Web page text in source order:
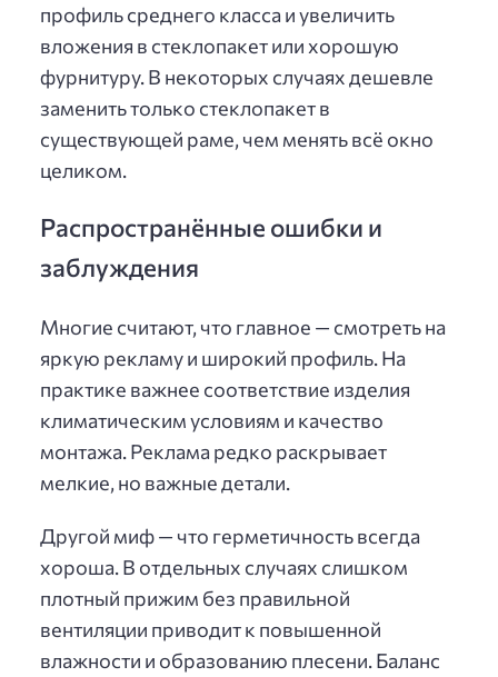
профиль среднего класса и увеличить
вложения в стеклопакет или хорошую
фурнитуру. В некоторых случаях дешевле
заменить только стеклопакет в
существующей раме, чем менять всё окно
целиком.
Распространённые ошибки и
заблуждения
Многие считают, что главное — смотреть на
яркую рекламу и широкий профиль. На
практике важнее соответствие изделия
климатическим условиям и качество
монтажа. Реклама редко раскрывает
мелкие, но важные детали.
Другой миф — что герметичность всегда
хороша. В отдельных случаях слишком
плотный прижим без правильной
вентиляции приводит к повышенной
влажности и образованию плесени. Баланс